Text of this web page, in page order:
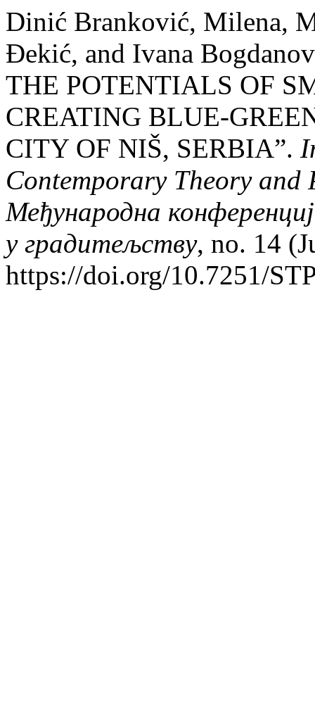
Dinić Branković, Milena,
Đekić, and Ivana
THE POTENTIALS OF
CREATING BLUE-
CITY OF NIŠ, SERBIA”.
Contemporary Theory
Међународна
у градитељству, no. 14
https://doi.org/10.7251/